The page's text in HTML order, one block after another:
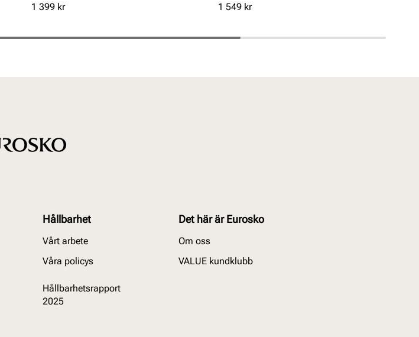
Pris
1 399 kr Pris
1 549 kr
Hållbarhet
Vårt arbete
Våra policys
Hållbarhetsrapport
2025
Det här är Eurosko
Om oss
VALUE kundklubb